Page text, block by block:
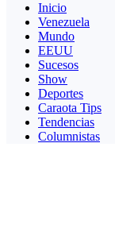
Inicio
Venezuela
Mundo
EEUU
Sucesos
Show
Deportes
Caraota Tips
Tendencias
Columnistas